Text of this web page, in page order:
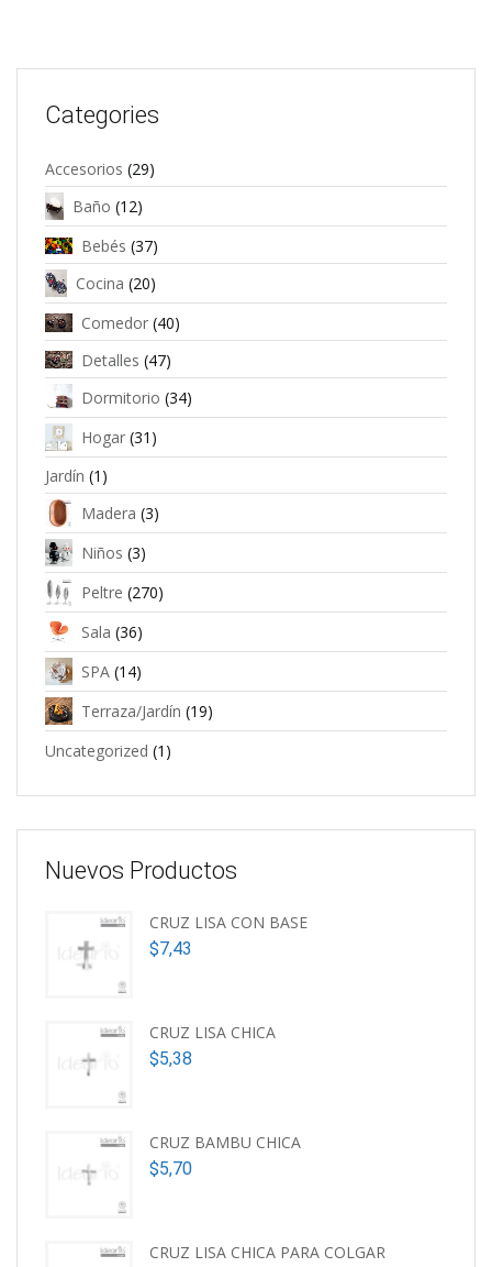
Categories
Accesorios (29)
Baño (12)
Bebés (37)
Cocina (20)
Comedor (40)
Detalles (47)
Dormitorio (34)
Hogar (31)
Jardín (1)
Madera (3)
Niños (3)
Peltre (270)
Sala (36)
SPA (14)
Terraza/Jardín (19)
Uncategorized (1)
Nuevos Productos
CRUZ LISA CON BASE
$7,43
CRUZ LISA CHICA
$5,38
CRUZ BAMBU CHICA
$5,70
CRUZ LISA CHICA PARA COLGAR